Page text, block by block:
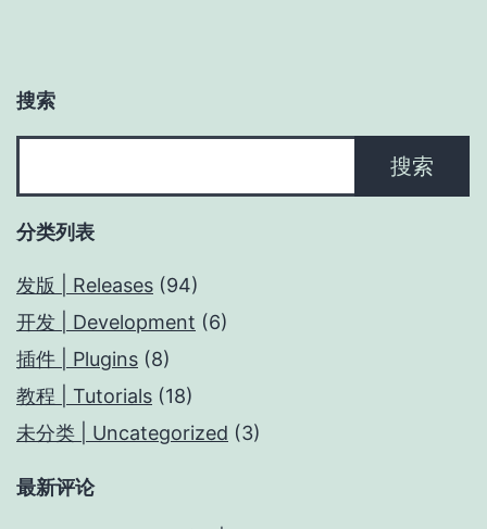
搜索
搜索
分类列表
发版 | Releases (94)
开发 | Development (6)
插件 | Plugins (8)
教程 | Tutorials (18)
未分类 | Uncategorized (3)
最新评论